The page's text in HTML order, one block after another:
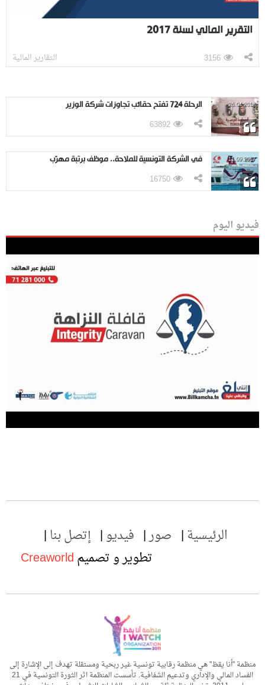
التقرير المالي لسنة 2017
التقارير المالية 3156
26.04.2018 الرحلة 724 تفتح حقائب تجاوزات شركة الوزير
63892
11.09.2017 في الشركة التونسية للملاحة.. موظف برتبة مهرّب
16750
فيديو اليوم
الرئيسية صور فيديو
إتصل بنا
تطوير و تصميمCreaworld
منظمة "أنا يقظ" هي منظمة رقابية تونسية غير ربحية ومستقلة تهدف إلى الإشارة إلى
الفساد المالي والإداري وتدعيم الشفافية. تأسست المنظمة اثر الثورة التونسية في 21